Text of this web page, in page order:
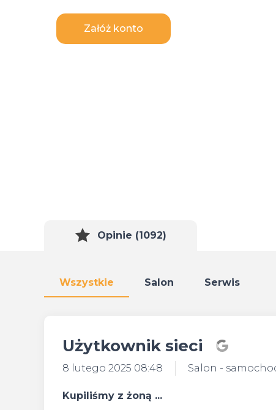
Załóż konto
Opinie (1092)
Wszystkie Salon Serwis
Użytkownik sieci
8 lutego 2025 08:48 Salon -
Kupiliśmy z żoną ...